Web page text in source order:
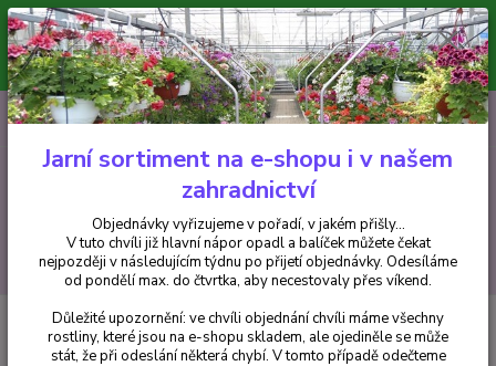
Minimální hodnota pro odeslání z e-shopu je 300 Kč.
V tuto chvíli již hlavní nápor objednávek opadl a balíček můžete čekat
nejpozději v následujícím týdnu po přijetí objednávky. Objednávky
vyřizujeme v pořadí, v jakém přišly...
CZK
Hledat
+420 602 223 614 0ks
za0 Kč
Souhlas se zpracováním osobních údajů pro účely diskuzních
příspěvků a komentářů
Jarní sortiment na e-shopu i v našem
zahradnictví
Objednávky vyřizujeme v pořadí, v jakém přišly...
V tuto chvíli již hlavní nápor opadl a balíček můžete čekat
nejpozději v následujícím týdnu po přijetí objednávky. Odesíláme
od pondělí max. do čtvrtka, aby necestovaly přes víkend.
Důležité upozornění: ve chvíli objednání chvíli máme všechny
rostliny, které jsou na e-shopu skladem, ale ojediněle se může
stát, že při odeslání některá chybí. V tomto případě odečteme